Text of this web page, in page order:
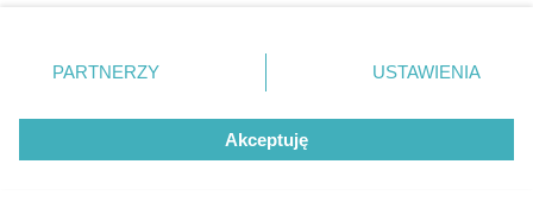
Żadna mucha nie wleci do twojego
domu
zmienić/wycofać klikając przycisk ustawień prywatności
znajdujący się w lewym dolnym rogu strony
rodzaje przetwarzania danych nie wymagają zgody
użytkownika, ale masz prawo sprzeciwić się takiemu
przetwarzaniu. Preferencje będą miały zastosowanie tylko
PARTNERZY USTAWIENIA
Akceptuję